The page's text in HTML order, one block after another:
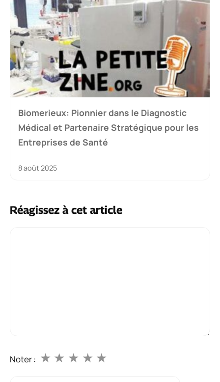
Biomerieux: Pionnier dans le Diagnostic
Médical et Partenaire Stratégique pour les
Entreprises de Santé
8 août 2025
Réagissez à cet article
Noter : ★
★
★
★
★